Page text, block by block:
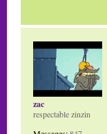
zac
respectable zinzin